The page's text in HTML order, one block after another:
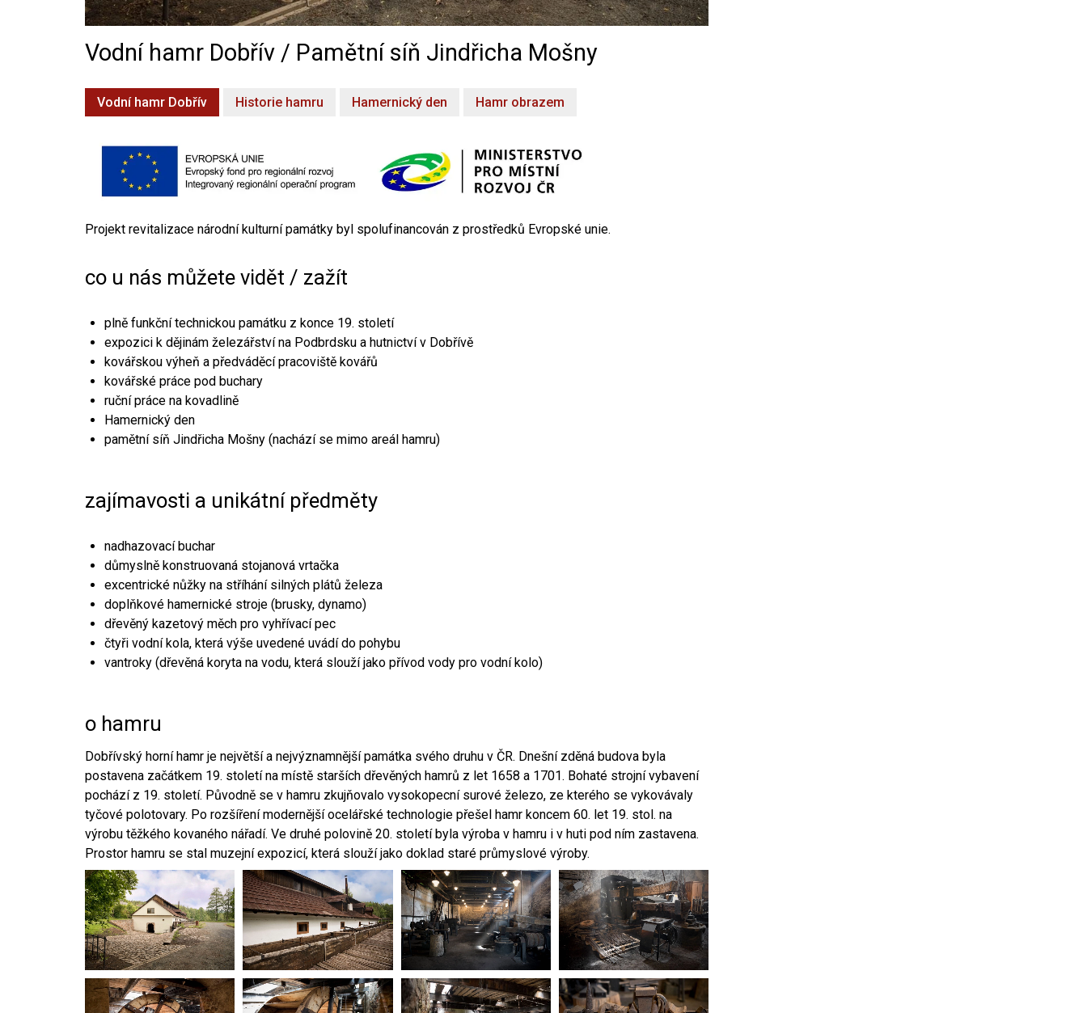
Vodní hamr Dobřív / Pamětní síň Jindřicha Mošny
Vodní hamr Dobřív Historie hamru Hamernický den Hamr obrazem
Projekt revitalizace národní kulturní památky byl spolufinancován z prostředků Evropské unie.
co u nás můžete vidět / zažít
plně funkční technickou památku z konce 19. století
expozici k dějinám železářství na Podbrdsku a hutnictví v Dobřívě
kovářskou výheň a předváděcí pracoviště kovářů
kovářské práce pod buchary
ruční práce na kovadlině
Hamernický den
pamětní síň Jindřicha Mošny (nachází se mimo areál hamru)
zajímavosti a unikátní předměty
nadhazovací buchar
důmyslně konstruovaná stojanová vrtačka
excentrické nůžky na stříhání silných plátů železa
doplňkové hamernické stroje (brusky, dynamo)
dřevěný kazetový měch pro vyhřívací pec
čtyři vodní kola, která výše uvedené uvádí do pohybu
vantroky (dřevěná koryta na vodu, která slouží jako přívod vody pro vodní kolo)
o hamru
Dobřívský horní hamr je největší a nejvýznamnější památka svého druhu v ČR. Dnešní zděná budova byla
postavena začátkem 19. století na místě starších dřevěných hamrů z let 1658 a 1701. Bohaté strojní vybavení
pochází z 19. století. Původně se v hamru zkujňovalo vysokopecní surové železo, ze kterého se vykovávaly
tyčové polotovary. Po rozšíření modernější ocelářské technologie přešel hamr koncem 60. let 19. stol. na
výrobu těžkého kovaného nářadí. Ve druhé polovině 20. století byla výroba v hamru i v huti pod ním zastavena.
Prostor hamru se stal muzejní expozicí, která slouží jako doklad staré průmyslové výroby.